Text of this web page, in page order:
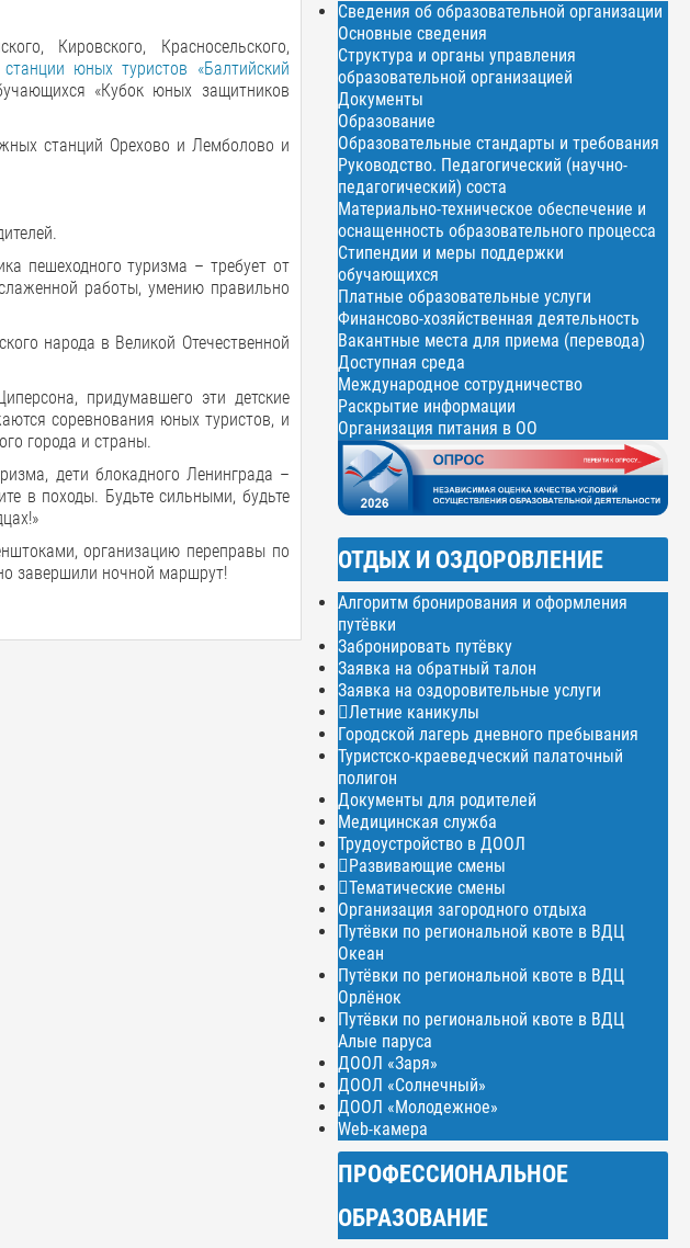
Кировского, Красносельского,
станции юных туристов «Балтийский
«Кубок юных защитников
станций Орехово и Лемболово и
пешеходного туризма – требует от
работы, умению правильно
народа в Великой Отечественной
придумавшего эти детские
соревнования юных туристов, и
города и страны.
дети блокадного Ленинграда –
в походы. Будьте сильными, будьте
организацию переправы по
завершили ночной маршрут!
Сведения об образовательной организации
Основные сведения
Структура и органы управления
образовательной организацией
Документы
Образование
Образовательные стандарты и требования
Руководство. Педагогический (научно-
педагогический) соста
Материально-техническое обеспечение и
оснащенность образовательного процесса
Стипендии и меры поддержки
обучающихся
Платные образовательные услуги
Финансово-хозяйственная деятельность
Вакантные места для приема (перевода)
Доступная среда
Международное сотрудничество
Раскрытие информации
Организация питания в ОО
ОТДЫХ И ОЗДОРОВЛЕНИЕ
Алгоритм бронирования и оформления
путёвки
Забронировать путёвку
Заявка на обратный талон
Заявка на оздоровительные услуги
Летние каникулы
Городской лагерь дневного пребывания
Туристско-краеведческий палаточный
полигон
Документы для родителей
Медицинская служба
Трудоустройство в ДООЛ
Развивающие смены
Тематические смены
Организация загородного отдыха
Путёвки по региональной квоте в ВДЦ
Океан
Путёвки по региональной квоте в ВДЦ
Орлёнок
Путёвки по региональной квоте в ВДЦ
Алые паруса
ДООЛ «Заря»
ДООЛ «Солнечный»
ДООЛ «Молодежное»
Web-камера
ПРОФЕССИОНАЛЬНОЕ
ОБРАЗОВАНИЕ